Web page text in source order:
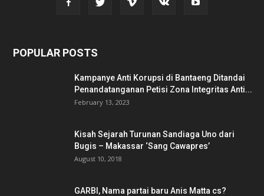
POPULAR POSTS
Kampanye Anti Korupsi di Bantaeng Ditandai
Penandatanganan Petisi Zona Integritas Anti...
February 13, 2023
Kisah Sejarah Turunan Sandiaga Uno dari
Bugis – Makassar ‘Sang Cawapres’
August 10, 2018
GARBI, Nama partai baru Anis Matta cs?